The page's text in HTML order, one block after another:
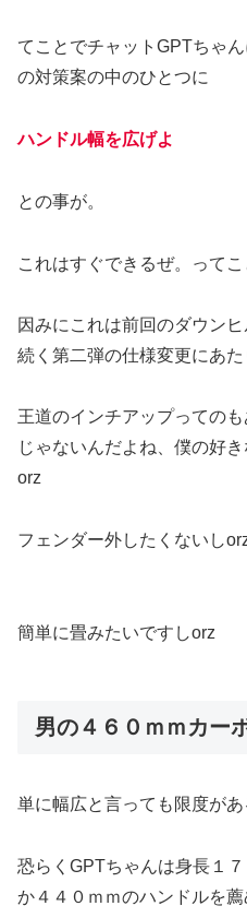
てことでチャットGPTちゃ
の対策案の中のひとつに
ハンドル幅を広げよ
との事が。
これはすぐできるぜ。ってこ
因みにこれは前回のダウン
続く第二弾の仕様変更にあた
王道のインチアップっての
じゃないんだよね、僕の好
orz
フェンダー外したくないし
簡単に畳みたいですしorz
男の４６０ｍｍカー
単に幅広と言っても限度があ
恐らくGPTちゃんは身長１
か４４０ｍｍのハンドルを薦